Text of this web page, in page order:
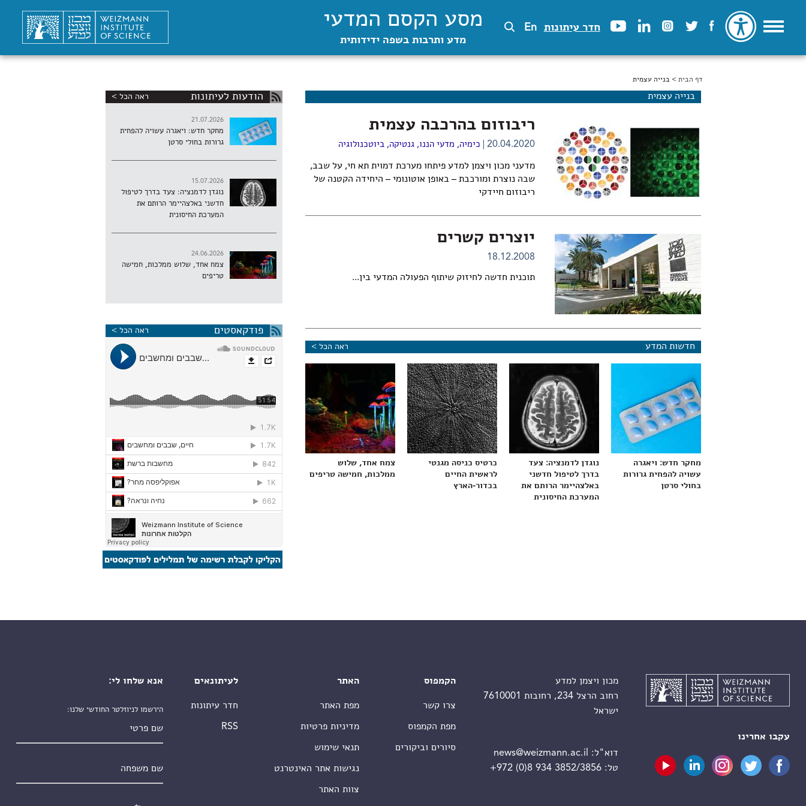
חדר עיתונות En מסע הקסם המדעי
מדע ותרבות בשפה ידידותית
הינך נמצא כאן
דף הבית > בנייה עצמית
בנייה עצמית
ריבוזום בהרכבה עצמית
20.04.2020 כימיה, מדעי הננו,גנטיקה,ביוטכנולוגיה
מדעני מכון ויצמן למדע פיתחו מערכת דמוית תא חי, על שבב,
שבה נוצרת ומורכבת – באופן אוטונומי – היחידה הקטנה של
ריבוזום חיידקי
יוצרים קשרים
18.12.2008
תוכנית חדשה לחיזוק שיתוף הפעולה המדעי בין...
חדשות המדע ראה הכל >
מחקר חדש: ויאגרה
עשויה להפחית גרורות
בחולי סרטן
נוגדן לדמנציה: צעד
בדרך לטיפול חדשני
באלצהיימר הרותם את
המערכת החיסונית
כרטיס כניסה מגנטי
לראשית החיים
בכדור-הארץ
צמח אחד, שלוש
ממלכות, חמישה טריפים
הודעות לעיתונות ראה הכל >
21.07.2026
מחקר חדש: ויאגרה עשויה להפחית
גרורות בחולי סרטן
15.07.2026
נוגדן לדמנציה: צעד בדרך לטיפול
חדשני באלצהיימר הרותם את
המערכת החיסונית
24.06.2026
צמח אחד, שלוש ממלכות, חמישה
טריפים
פודקאסטים ראה הכל >
עקבו אחרינו
מכון ויצמן למדע
רחוב הרצל 234, רחובות 7610001
ישראל
דוא"ל:
news@weizmann.ac.il
טל:+972 (0)8 934 3852/3856
הקמפוס
צרו קשר
מפת הקמפוס
סיורים וביקורים
האתר
מפת האתר
מדיניות פרטיות
תנאי שימוש
נגישות אתר האינטרנט
צוות האתר
לעיתונאים
חדר עיתונות
RSS
אנא שלחו לי:
הירשמו לניוזלטר החודשי שלנו: